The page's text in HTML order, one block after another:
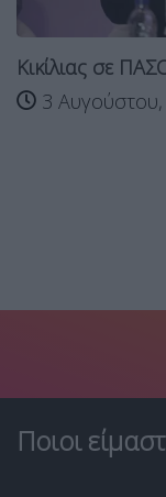
Κικίλιας σε
3
Ποιοι